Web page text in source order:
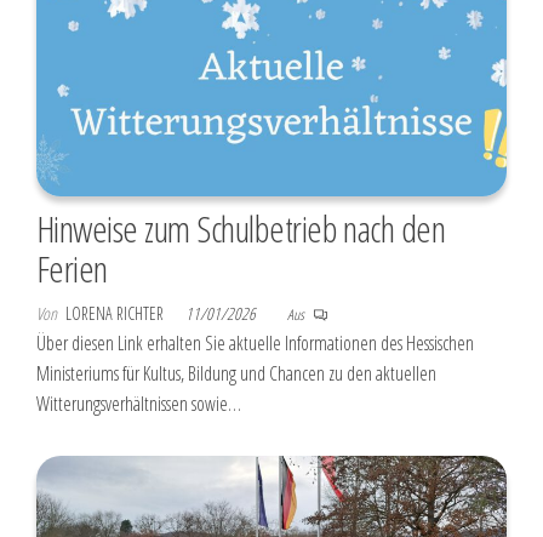
Hinweise zum Schulbetrieb nach den
Ferien
Von LORENA RICHTER 11/01/2026 Aus
Über diesen Link erhalten Sie aktuelle Informationen des Hessischen
Ministeriums für Kultus, Bildung und Chancen zu den aktuellen
Witterungsverhältnissen sowie…